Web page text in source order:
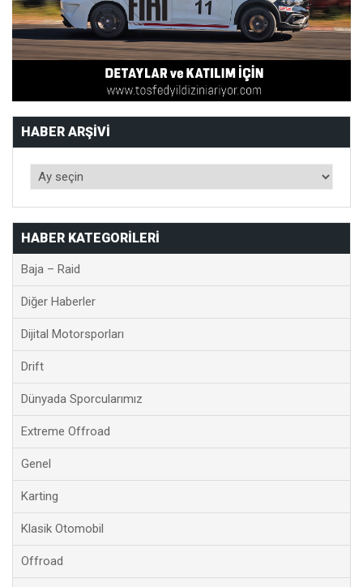
HABER ARŞIVI
HABER KATEGORILERI
Baja – Raid
Diğer Haberler
Dijital Motorsporları
Drift
Dünyada Sporcularımız
Extreme Offroad
Genel
Karting
Klasik Otomobil
Offroad